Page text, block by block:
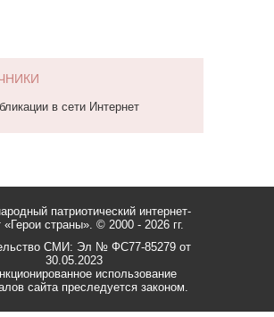
в сети Интернет
патриотический интернет-
«Герои страны». © 2000 - 2026 гг.
СМИ: Эл № ФС77-85279 от
30.05.2023
использование
сайта преследуется законом.